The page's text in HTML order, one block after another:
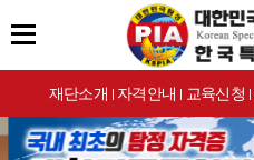
재단소개 | 자격안내 | 교육신청 |